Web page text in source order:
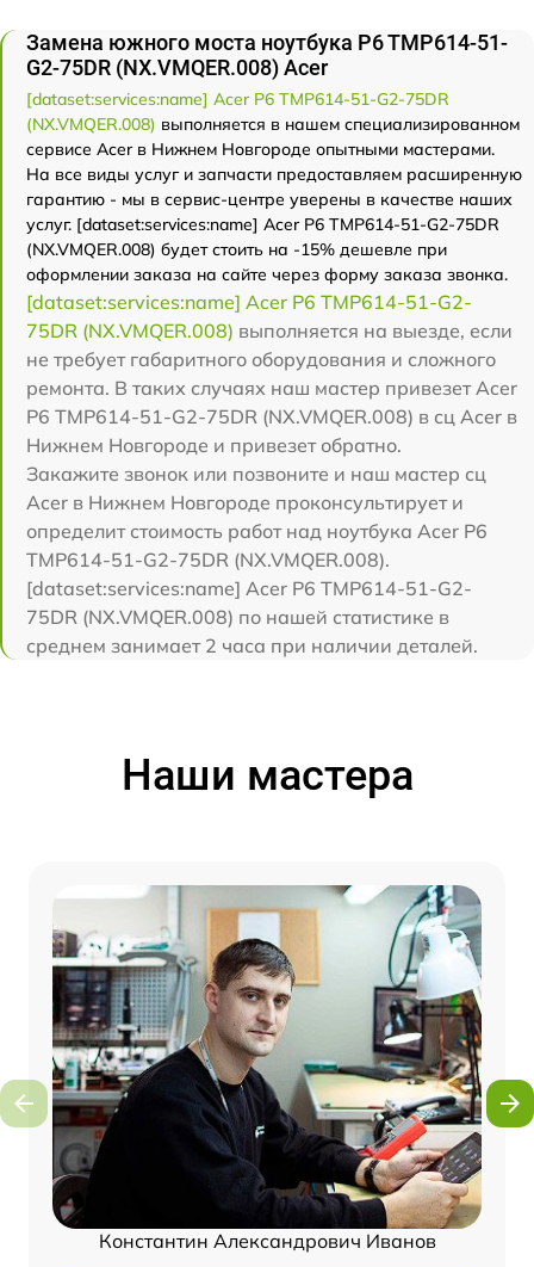
Замена южного моста ноутбука P6 TMP614-51-
G2-75DR (NX.VMQER.008) Acer
[dataset:services:name] Acer P6 TMP614-51-G2-75DR
(NX.VMQER.008) выполняется в нашем специализированном
сервисе Acer в Нижнем Новгороде опытными мастерами.
На все виды услуг и запчасти предоставляем расширенную
гарантию - мы в сервис-центре уверены в качестве наших
услуг. [dataset:services:name] Acer P6 TMP614-51-G2-75DR
(NX.VMQER.008) будет стоить на -15% дешевле при
оформлении заказа на сайте через форму заказа звонка.
[dataset:services:name] Acer P6 TMP614-51-G2-
75DR (NX.VMQER.008) выполняется на выезде, если
не требует габаритного оборудования и сложного
ремонта. В таких случаях наш мастер привезет Acer
P6 TMP614-51-G2-75DR (NX.VMQER.008) в сц Acer в
Нижнем Новгороде и привезет обратно.
Закажите звонок или позвоните и наш мастер сц
Acer в Нижнем Новгороде проконсультирует и
определит стоимость работ над ноутбука Acer P6
TMP614-51-G2-75DR (NX.VMQER.008).
[dataset:services:name] Acer P6 TMP614-51-G2-
75DR (NX.VMQER.008) по нашей статистике в
среднем занимает 2 часа при наличии деталей.
Наши мастера
Константин Александрович Иванов